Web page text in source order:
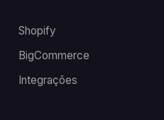
Shopify
BigCommerce
Integrações